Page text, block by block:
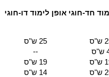
חד-חוגי אופן לימוד דו-חוגי
25 ש"ס
--
19 ש"ס
14 ש"ס